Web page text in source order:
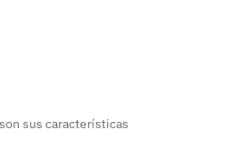
sus características